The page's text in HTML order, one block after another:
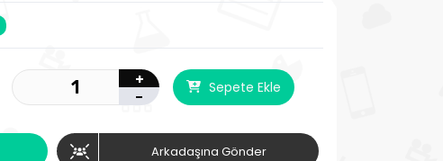
+
-
Sepete Ekle
Arkadaşına Gönder